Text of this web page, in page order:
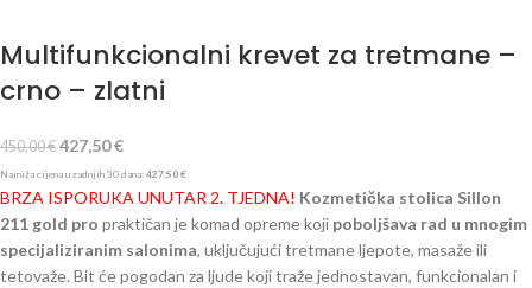
Multifunkcionalni krevet za tretmane –
crno – zlatni
450,00€ 427,50€
Najniža cijena u zadnjih 30 dana: 427,50 €
BRZA ISPORUKA UNUTAR 2. TJEDNA! Kozmetička stolica Sillon
211 gold pro praktičan je komad opreme koji poboljšava rad u mnogim
specijaliziranim salonima, uključujući tretmane ljepote, masaže ili
tetovaže. Bit će pogodan za ljude koji traže jednostavan, funkcionalan i